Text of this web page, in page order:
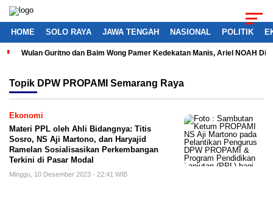
HOME SOLO RAYA JAWA TENGAH NASIONAL POLITIK
Wulan Guritno dan Baim Wong Pamer Kedekatan Manis, Ariel NOAH
Topik DPW PROPAMI Semarang Raya
Ekonomi
Materi PPL oleh Ahli Bidangnya: Titis
Sosro, NS Aji Martono, dan Haryajid
Ramelan Sosialisasikan Perkembangan
Terkini di Pasar Modal
Minggu, 10 Desember 2023 - 22:41 WIB